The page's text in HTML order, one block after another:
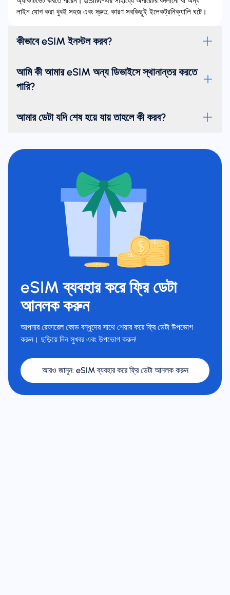
লাইন যোগ করা খুবই সহজ এবং দ্রুত, কারণ সবকিছুই ইলেকট্রনিক্যালি ঘটে।
কীভাবে eSIM ইনস্টল করব?
আমি কী আমার eSIM অন্য ডিভাইসে স্থানান্তর করতে
পারি?
আমার ডেটা যদি শেষ হয়ে যায় তাহলে কী করব?
eSIM ব্যবহার করে ফ্রি ডেটা
আনলক করুন
আপনার রেফারেল কোড বন্ধুদের সাথে শেয়ার করে ফ্রি ডেটা উপভোগ
করুন। ছড়িয়ে দিন সুখবর এবং উপভোগ করুন!
আরও জানুন: eSIM ব্যবহার করে ফ্রি ডেটা আনলক করুন